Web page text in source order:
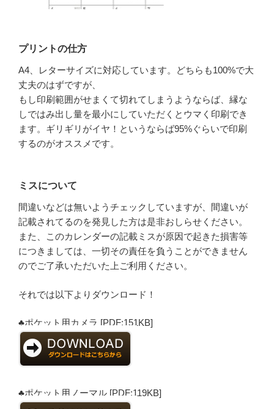
プリントの仕方
A4、レターサイズに対応しています。どちらも100%で大
丈夫のはずですが、
もし印刷範囲がせまくて切れてしまうようならば、縁な
しではみ出し量を最小にしていただくとウマく印刷でき
ます。ギリギリがイヤ！というならば95%ぐらいで印刷
するのがオススメです。
ミスについて
間違いなどは無いようチェックしていますが、間違いが
記載されてるのを発見した方は是非おしらせください。
また、このカレンダーの記載ミスが原因で起きた損害等
につきましては、一切その責任を負うことができません
のでご了承いただいた上ご利用ください。
それでは以下よりダウンロード！
♣ポケット用カメラ [PDF:151KB]
♣ポケット用ノーマル [PDF:119KB]